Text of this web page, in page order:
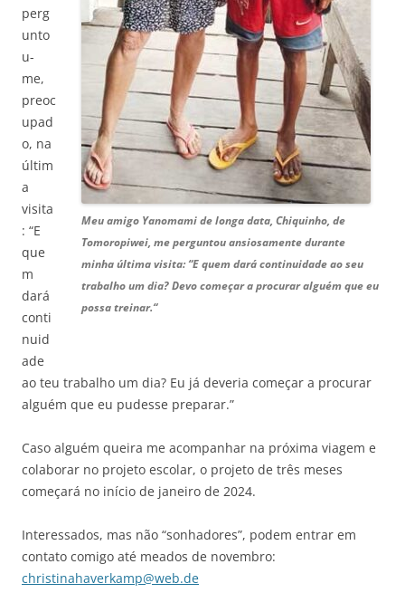
Meu amigo Yanomami de longa data, Chiquinho, de
Tomoropiwei, me perguntou ansiosamente durante
minha última visita: “E quem dará continuidade ao seu
trabalho um dia? Devo começar a procurar alguém que eu
possa treinar.“
perg
unto
u-
me,
preoc
upad
o, na
últim
a
visita
: “E
que
m
dará
conti
nuid
ade
ao teu trabalho um dia? Eu já deveria começar a procurar
alguém que eu pudesse preparar.”
Caso alguém queira me acompanhar na próxima viagem e
colaborar no projeto escolar, o projeto de três meses
começará no início de janeiro de 2024.
Interessados, mas não “sonhadores”, podem entrar em
contato comigo até meados de novembro:
christinahaverkamp@web.de